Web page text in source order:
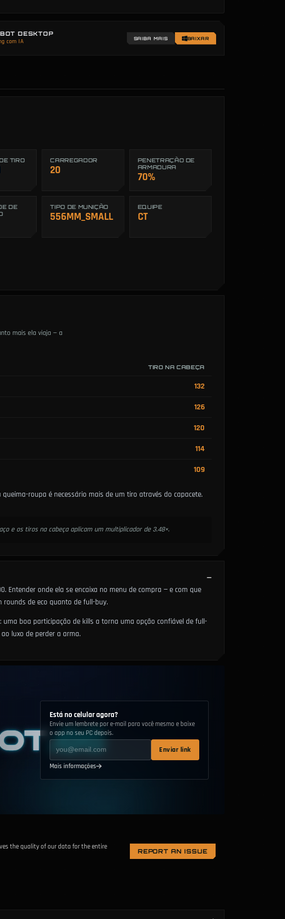
DESKTOP
com IA
SAIBA MAIS BAIXAR
TIRO CARREGADOR
20
PENETRAÇÃO DE
ARMADURA
70%
DE
TIPO DE MUNIÇÃO
556MM_SMALL
EQUIPE
CT
mais ela viaja — a
TIRO NA CABEÇA
132
126
120
114
109
roupa é necessário mais de um tiro através do capacete.
e os tiros na cabeça aplicam um multiplicador de 3.48×.
Entender onde ela se encaixa no menu de compra — e com que
de eco quanto de full-buy.
boa participação de kills a torna uma opção confiável de full-
luxo de perder a arma.
Está no celular agora?
Envie um lembrete por e-mail para você mesmo e baixe
o app no seu PC depois.
Enviar link
Mais informações
the quality of our data for the entire
REPORT AN ISSUE